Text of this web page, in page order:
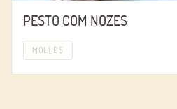
PESTO COM NOZES
MOLHOS